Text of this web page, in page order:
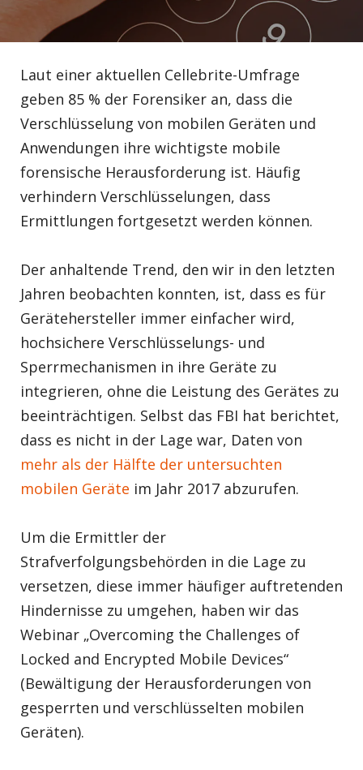
Laut einer aktuellen Cellebrite-Umfrage
geben 85 % der Forensiker an, dass die
Verschlüsselung von mobilen Geräten und
Anwendungen ihre wichtigste mobile
forensische Herausforderung ist. Häufig
verhindern Verschlüsselungen, dass
Ermittlungen fortgesetzt werden können.
Der anhaltende Trend, den wir in den letzten
Jahren beobachten konnten, ist, dass es für
Gerätehersteller immer einfacher wird,
hochsichere Verschlüsselungs- und
Sperrmechanismen in ihre Geräte zu
integrieren, ohne die Leistung des Gerätes zu
beeinträchtigen. Selbst das FBI hat berichtet,
dass es nicht in der Lage war, Daten von
mehr als der Hälfte der untersuchten
mobilen Geräte im Jahr 2017 abzurufen.
Um die Ermittler der
Strafverfolgungsbehörden in die Lage zu
versetzen, diese immer häufiger auftretenden
Hindernisse zu umgehen, haben wir das
Webinar „Overcoming the Challenges of
Locked and Encrypted Mobile Devices“
(Bewältigung der Herausforderungen von
gesperrten und verschlüsselten mobilen
Geräten).